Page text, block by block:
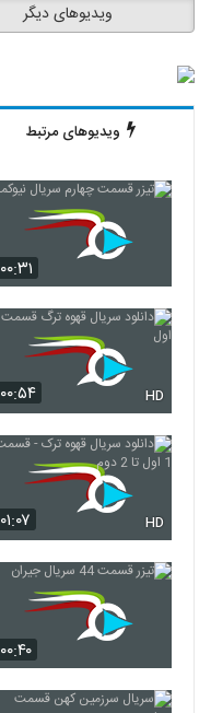
ویدیوهای دیگر
ویدیوهای مرتبط
۰۰:۳۱
۰۰:۵۴ HD
۰۱:۰۷ HD
۰۰:۴۰